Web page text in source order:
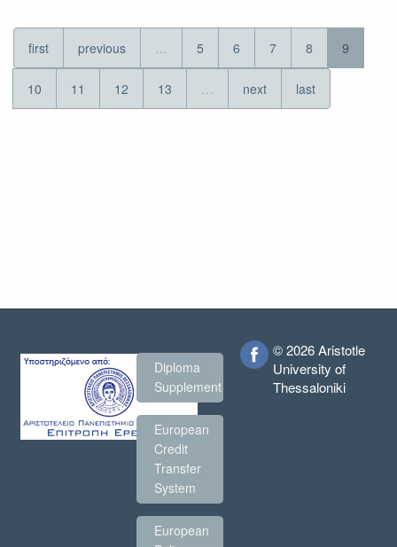
Training
Mobility
Agreement
2019-
first previous … 5 6 7 8 9
10 11 12 13 … next last
Diploma
Supplement
European
Credit
Transfer
System
European
© 2026 Aristotle
University of
Thessaloniki